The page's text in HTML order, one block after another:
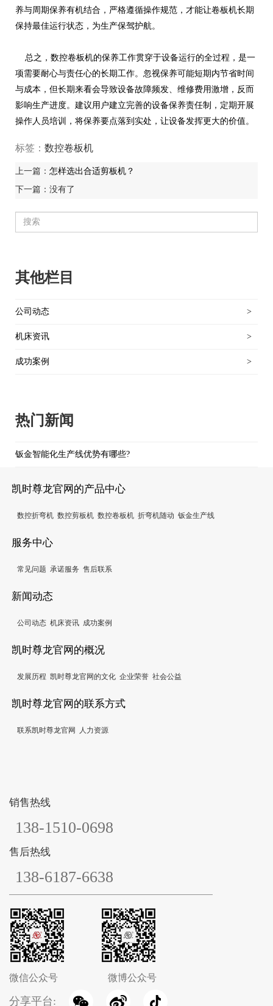
养与周期保养有机结合，严格遵循操作规范，才能让卷板机长期
保持最佳运行状态，为生产保驾护航。
总之，数控卷板机的保养工作贯穿于设备运行的全过程，是一
项需要耐心与责任心的长期工作。忽视保养可能短期内节省时间
与成本，但长期来看会导致设备故障频发、维修费用激增，反而
影响生产进度。建议用户建立完善的设备保养责任制，定期开展
操作人员培训，将保养要点落到实处，让设备发挥更大的价值。
标签： 数控卷板机
上一篇： 怎样选出合适剪板机？
下一篇：没有了
其他栏目
公司动态 >
机床资讯 >
成功案例 >
热门新闻
钣金智能化生产线优势有哪些?
凯时尊龙官网的产品中心
数控折弯机 数控剪板机 数控卷板机 折弯机随动 钣金生产线
服务中心
常见问题 承诺服务 售后联系
新闻动态
公司动态 机床资讯 成功案例
凯时尊龙官网的概况
发展历程 凯时尊龙官网的文化 企业荣誉 社会公益
凯时尊龙官网的联系方式
联系凯时尊龙官网 人力资源
销售热线
138-1510-0698
售后热线
138-6187-6638
微信公众号 微博公众号
分享平台: